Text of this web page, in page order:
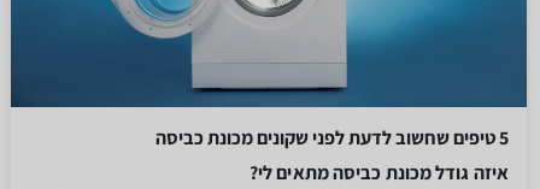
5 טיפים שחשוב לדעת לפני שקונים מכונת כביסה
איזה גודל מכונת כביסה מתאים לי?